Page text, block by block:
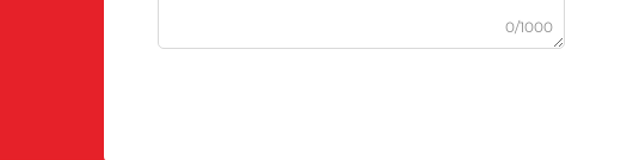
0/1000